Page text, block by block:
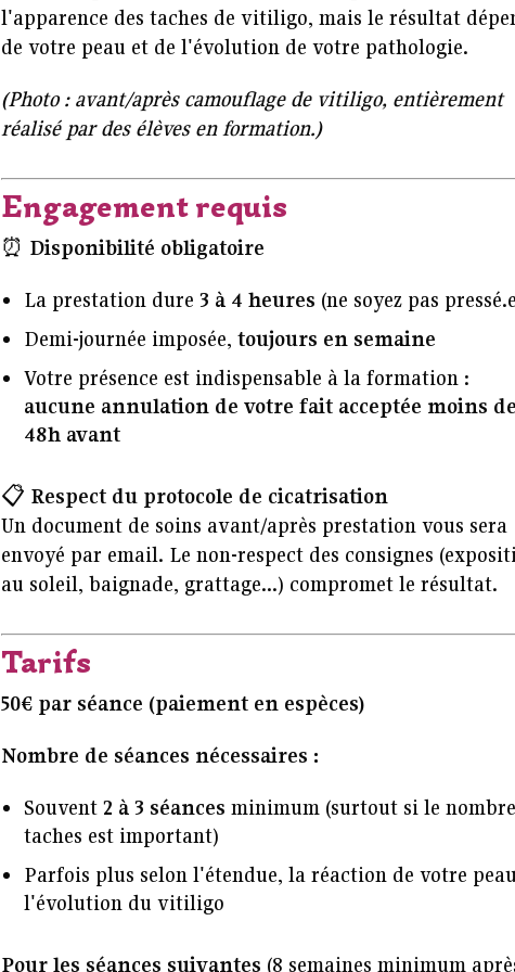
l'apparence des taches de vitiligo, mais le résultat
de votre peau et de l'évolution de votre pathologie.
(Photo : avant/après camouflage de vitiligo, entièrement
réalisé par des élèves en formation.)
Engagement requis
⏰ Disponibilité obligatoire
La prestation dure 3 à 4 heures (ne soyez pas
Demi-journée imposée, toujours en semaine
Votre présence est indispensable à la formation :
aucune annulation de votre fait acceptée moins de
48h avant
📋 Respect du protocole de cicatrisation
Un document de soins avant/après prestation vous sera
envoyé par email. Le non-respect des consignes
au soleil, baignade, grattage...) compromet le résultat.
Tarifs
50€ par séance (paiement en espèces)
Nombre de séances nécessaires :
Souvent 2 à 3 séances minimum (surtout si le
taches est important)
Parfois plus selon l'étendue, la réaction de votre
l'évolution du vitiligo
Pour les séances suivantes (8 semaines minimum